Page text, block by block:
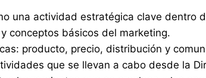
una actividad estratégica clave dentro
conceptos básicos del marketing.
producto, precio, distribución y
que se llevan a cabo desde la